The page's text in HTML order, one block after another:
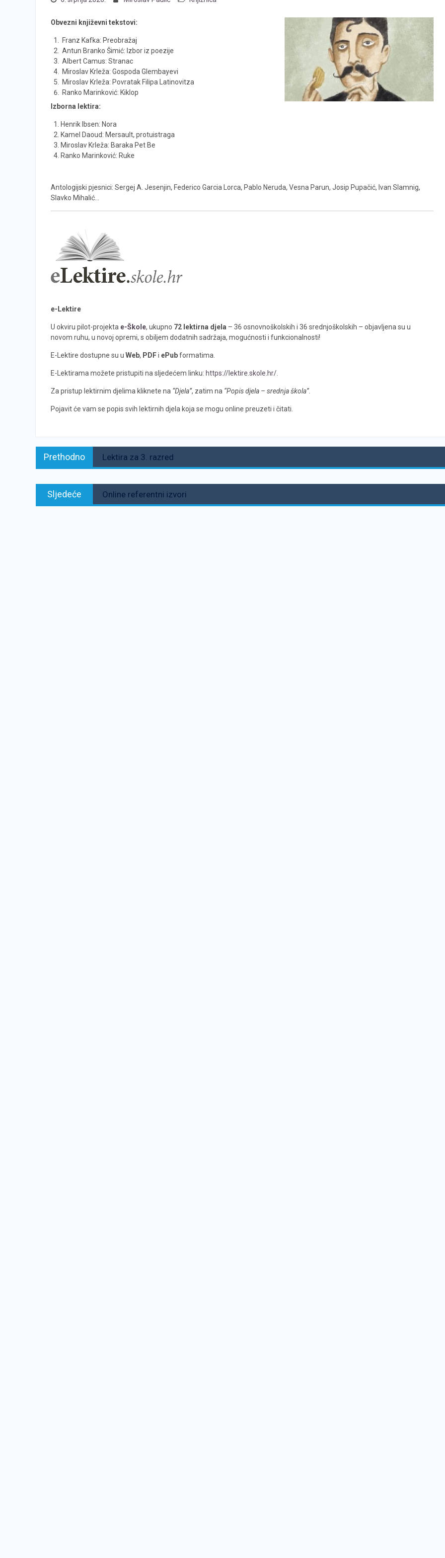
Obvezni književni tekstovi:
Franz Kafka: Preobražaj
Antun Branko Šimić: Izbor iz poezije
Albert Camus: Stranac
Miroslav Krleža: Gospoda Glembayevi
Miroslav Krleža: Povratak Filipa Latinovitza
Ranko Marinković: Kiklop
Izborna lektira:
Henrik Ibsen: Nora
Kamel Daoud: Mersault, protuistraga
Miroslav Krleža: Baraka Pet Be
Ranko Marinković: Ruke
Antologijski pjesnici: Sergej A. Jesenjin, Federico Garcia Lorca, Pablo Neruda, Vesna Parun, Josip Pupačić, Ivan Slamnig,
Slavko Mihalić…
e-Lektire
U okviru pilot-projekta e-Škole, ukupno 72 lektirna djela – 36 osnovnoškolskih i 36 srednjoškolskih – objavljena su u
novom ruhu, u novoj opremi, s obiljem dodatnih sadržaja, mogućnosti i funkcionalnosti!
E-Lektire dostupne su u Web, PDFi ePubformatima.
E-Lektirama možete pristupiti na sljedećem linku: https://lektire.skole.hr/
Za pristup lektirnim djelima kliknete na “Djela”, zatim na “Popis djela – srednja škola”.
Pojavit će vam se popis svih lektirnih djela koja se mogu online preuzeti i čitati.
Navigacija
objava
Prethodno Lektira za 3. razred
Sljedeće Online referentni izvori